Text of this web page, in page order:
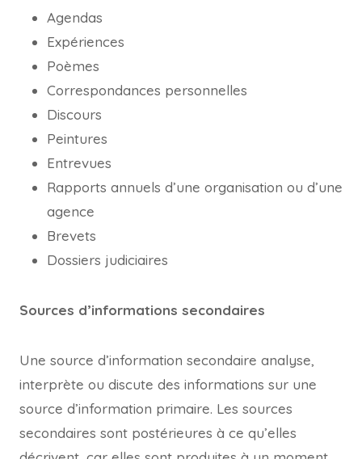
Agendas
Expériences
Poèmes
Correspondances personnelles
Discours
Peintures
Entrevues
Rapports annuels d’une organisation ou d’une
agence
Brevets
Dossiers judiciaires
Sources d’informations secondaires
Une source d’information secondaire analyse,
interprète ou discute des informations sur une
source d’information primaire. Les sources
secondaires sont postérieures à ce qu’elles